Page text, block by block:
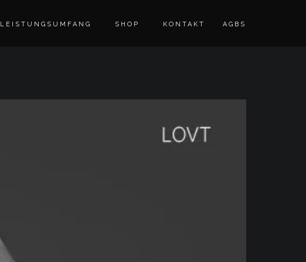
LEISTUNGSUMFANG SHOP KONTAKT AGBS